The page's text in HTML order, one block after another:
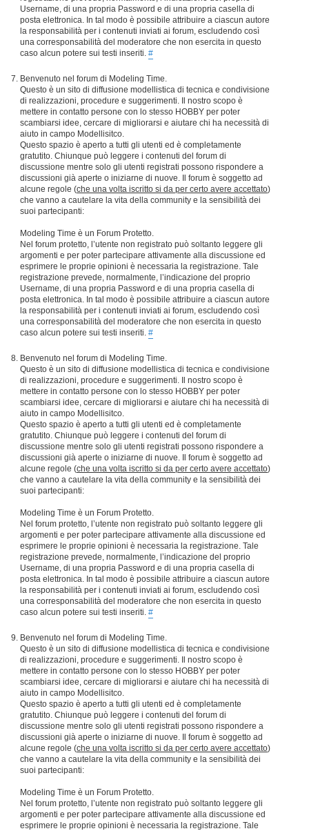
Username, di una propria Password e di una propria casella di
posta elettronica. In tal modo è possibile attribuire a ciascun autore
la responsabilità per i contenuti inviati ai forum, escludendo così
una corresponsabilità del moderatore che non esercita in questo
caso alcun potere sui testi inseriti. #
Benvenuto nel forum di Modeling Time.
Questo è un sito di diffusione modellistica di tecnica e condivisione
di realizzazioni, procedure e suggerimenti. Il nostro scopo è
mettere in contatto persone con lo stesso HOBBY per poter
scambiarsi idee, cercare di migliorarsi e aiutare chi ha necessità di
aiuto in campo Modellisitco.
Questo spazio è aperto a tutti gli utenti ed è completamente
gratutito. Chiunque può leggere i contenuti del forum di
discussione mentre solo gli utenti registrati possono rispondere a
discussioni già aperte o iniziarne di nuove. Il forum è soggetto ad
alcune regole (che una volta iscritto si da per certo avere accettato)
che vanno a cautelare la vita della community e la sensibilità dei
suoi partecipanti:
Modeling Time è un Forum Protetto.
Nel forum protetto, l’utente non registrato può soltanto leggere gli
argomenti e per poter partecipare attivamente alla discussione ed
esprimere le proprie opinioni è necessaria la registrazione. Tale
registrazione prevede, normalmente, l’indicazione del proprio
Username, di una propria Password e di una propria casella di
posta elettronica. In tal modo è possibile attribuire a ciascun autore
la responsabilità per i contenuti inviati ai forum, escludendo così
una corresponsabilità del moderatore che non esercita in questo
caso alcun potere sui testi inseriti. #
Benvenuto nel forum di Modeling Time.
Questo è un sito di diffusione modellistica di tecnica e condivisione
di realizzazioni, procedure e suggerimenti. Il nostro scopo è
mettere in contatto persone con lo stesso HOBBY per poter
scambiarsi idee, cercare di migliorarsi e aiutare chi ha necessità di
aiuto in campo Modellisitco.
Questo spazio è aperto a tutti gli utenti ed è completamente
gratutito. Chiunque può leggere i contenuti del forum di
discussione mentre solo gli utenti registrati possono rispondere a
discussioni già aperte o iniziarne di nuove. Il forum è soggetto ad
alcune regole (che una volta iscritto si da per certo avere accettato)
che vanno a cautelare la vita della community e la sensibilità dei
suoi partecipanti:
Modeling Time è un Forum Protetto.
Nel forum protetto, l’utente non registrato può soltanto leggere gli
argomenti e per poter partecipare attivamente alla discussione ed
esprimere le proprie opinioni è necessaria la registrazione. Tale
registrazione prevede, normalmente, l’indicazione del proprio
Username, di una propria Password e di una propria casella di
posta elettronica. In tal modo è possibile attribuire a ciascun autore
la responsabilità per i contenuti inviati ai forum, escludendo così
una corresponsabilità del moderatore che non esercita in questo
caso alcun potere sui testi inseriti. #
Benvenuto nel forum di Modeling Time.
Questo è un sito di diffusione modellistica di tecnica e condivisione
di realizzazioni, procedure e suggerimenti. Il nostro scopo è
mettere in contatto persone con lo stesso HOBBY per poter
scambiarsi idee, cercare di migliorarsi e aiutare chi ha necessità di
aiuto in campo Modellisitco.
Questo spazio è aperto a tutti gli utenti ed è completamente
gratutito. Chiunque può leggere i contenuti del forum di
discussione mentre solo gli utenti registrati possono rispondere a
discussioni già aperte o iniziarne di nuove. Il forum è soggetto ad
alcune regole (che una volta iscritto si da per certo avere accettato)
che vanno a cautelare la vita della community e la sensibilità dei
suoi partecipanti:
Modeling Time è un Forum Protetto.
Nel forum protetto, l’utente non registrato può soltanto leggere gli
argomenti e per poter partecipare attivamente alla discussione ed
esprimere le proprie opinioni è necessaria la registrazione. Tale